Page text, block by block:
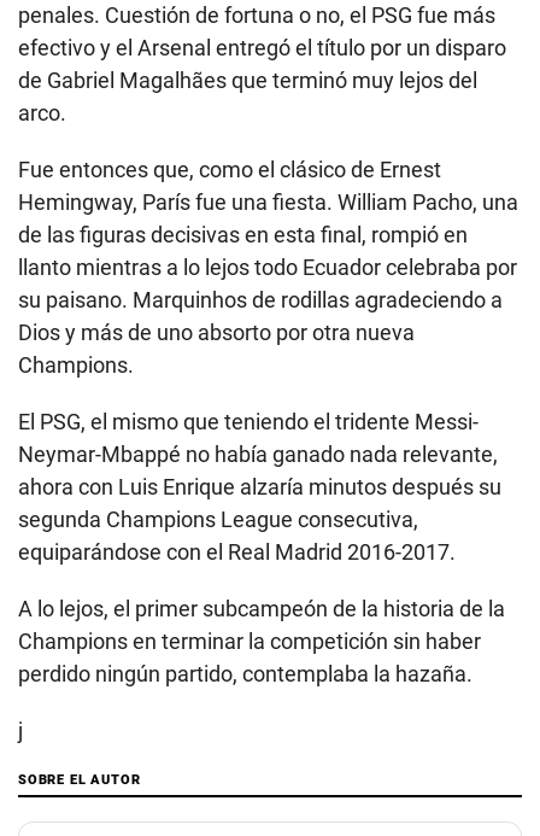
penales. Cuestión de fortuna o no, el PSG fue más
efectivo y el Arsenal entregó el título por un disparo
de Gabriel Magalhães que terminó muy lejos del
arco.
Fue entonces que, como el clásico de Ernest
Hemingway, París fue una fiesta. William Pacho, una
de las figuras decisivas en esta final, rompió en
llanto mientras a lo lejos todo Ecuador celebraba por
su paisano. Marquinhos de rodillas agradeciendo a
Dios y más de uno absorto por otra nueva
Champions.
El PSG, el mismo que teniendo el tridente Messi-
Neymar-Mbappé no había ganado nada relevante,
ahora con Luis Enrique alzaría minutos después su
segunda Champions League consecutiva,
equiparándose con el Real Madrid 2016-2017.
A lo lejos, el primer subcampeón de la historia de la
Champions en terminar la competición sin haber
perdido ningún partido, contemplaba la hazaña.
j
SOBRE EL AUTOR